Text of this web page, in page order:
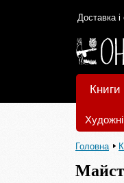
Доставка
Книги
Художні
Головна